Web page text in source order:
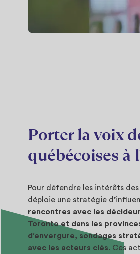
Porter la voix
québécoises
Pour défendre les intérêts
déploie une stratégie
rencontres avec les
Toronto et dans les
d’envergure, sondages
avec les acteurs clés. Ces